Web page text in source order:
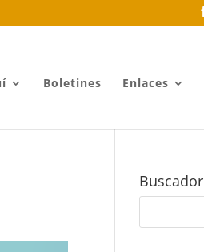
Boletines Enlaces
Buscador